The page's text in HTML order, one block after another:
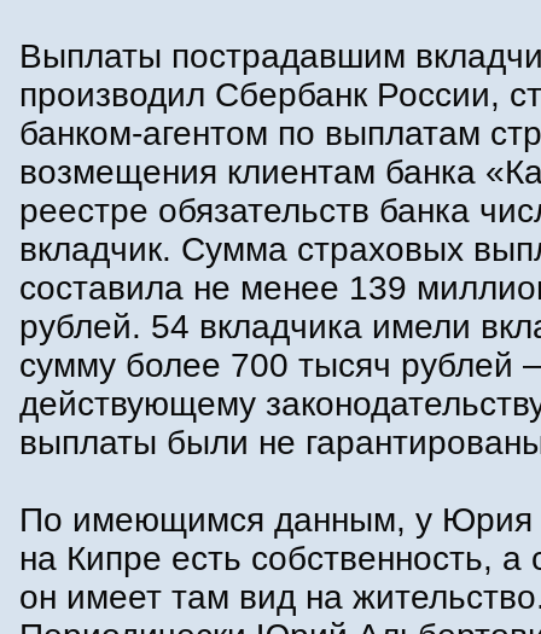
Выплаты пострадавшим
производил Сбербанк России,
банком-агентом по выплатам
возмещения клиентам банка
реестре обязательств банка
вкладчик. Сумма страховых
составила не менее 139
рублей. 54 вкладчика имели
сумму более 700 тысяч рублей
действующему
выплаты были не
По имеющимся данным, у Юрия
на Кипре есть собственность, а
он имеет там вид на